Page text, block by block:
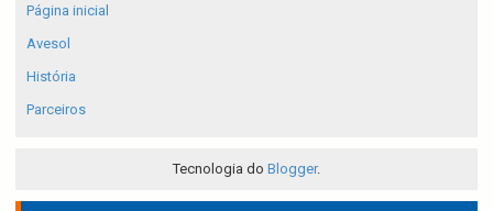
Página inicial
Avesol
História
Parceiros
Tecnologia do Blogger.